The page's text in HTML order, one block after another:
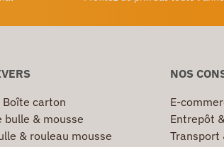
Boîte carton
bulle & mousse
& rouleau mousse
NOS
E-
Entrepôt
Transport